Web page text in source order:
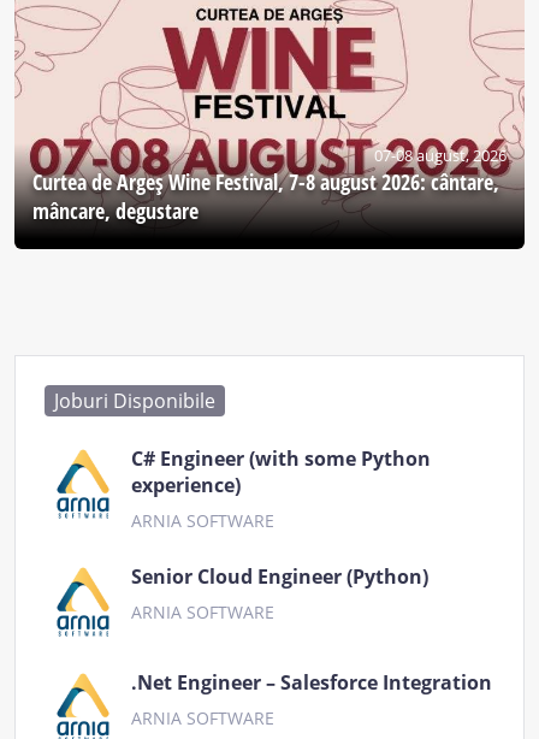
07-08 august, 2026
Curtea de Argeş Wine Festival, 7-8 august 2026: cântare,
mâncare, degustare
Joburi Disponibile
C# Engineer (with some Python
experience)
ARNIA SOFTWARE
Senior Cloud Engineer (Python)
ARNIA SOFTWARE
.Net Engineer – Salesforce Integration
ARNIA SOFTWARE